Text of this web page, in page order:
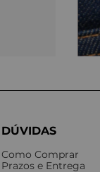
DÚVIDAS
Como Comprar
Prazos e Entrega